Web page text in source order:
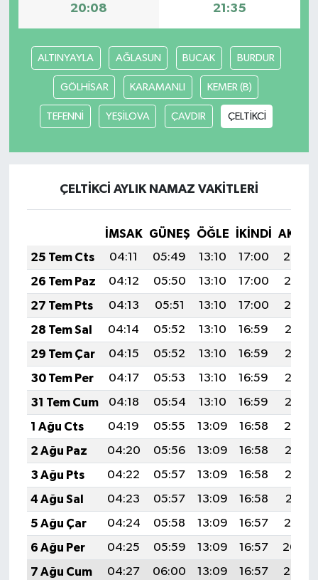
20:08 21:35
ALTINYAYLA AĞLASUN BUCAK BURDUR
GÖLHİSAR KARAMANLI KEMER (B)
TEFENNİ YEŞİLOVA ÇAVDIR ÇELTİKCİ
ÇELTİKCİ AYLIK NAMAZ VAKITLERI
İMSAK GÜNEŞ ÖĞLE İKINDI
25 Tem Cts
04:11 05:49 13:10 17:00
20:20
26 Tem Paz
04:12 05:50 13:10 17:00
20:19
27 Tem Pts
04:13 05:51 13:10 17:00
20:19
28 Tem Sal
04:14 05:52 13:10 16:59
20:18
29 Tem Çar
04:15 05:52 13:10 16:59
20:17
30 Tem Per
04:17 05:53 13:10 16:59
20:16
31 Tem Cum
04:18 05:54 13:10 16:59
20:15
1 Ağu Cts
04:19 05:55 13:09 16:58
20:14
2 Ağu Paz
04:20 05:56 13:09 16:58
20:13
3 Ağu Pts
04:22 05:57 13:09 16:58
20:12
4 Ağu Sal
04:23 05:57 13:09 16:58
20:11
5 Ağu Çar
04:24 05:58 13:09 16:57
20:10
6 Ağu Per
04:25 05:59 13:09 16:57
20:09
7 Ağu Cum
04:27 06:00 13:09 16:57
20:08